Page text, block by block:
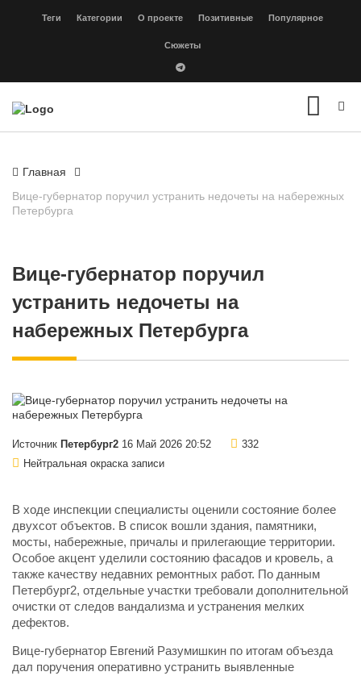
Теги Категории О проекте Позитивные Популярное
Сюжеты
Главная
Вице-губернатор поручил устранить недочеты на набережных
Петербурга
Вице-губернатор поручил
устранить недочеты на
набережных Петербурга
Источник Петербург2 16 Май 2026 20:52
332
Нейтральная окраска записи
В ходе инспекции специалисты оценили состояние более
двухсот объектов. В список вошли здания, памятники,
мосты, набережные, причалы и прилегающие территории.
Особое акцент уделили состоянию фасадов и кровель, а
также качеству недавних ремонтных работ. По данным
Петербург2, отдельные участки требовали дополнительной
очистки от следов вандализма и устранения мелких
дефектов.
Вице-губернатор Евгений Разумишкин по итогам объезда
дал поручения оперативно устранить выявленные